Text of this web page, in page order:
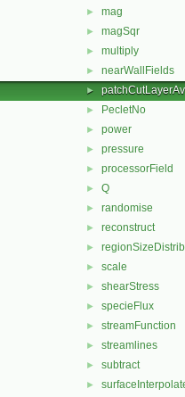
► mag
► magSqr
► multiply
► nearWallFields
►
► PecletNo
► power
► pressure
► processorField
► Q
► randomise
► reconstruct
►
► scale
► shearStress
► specieFlux
► streamFunction
► streamlines
► subtract
►